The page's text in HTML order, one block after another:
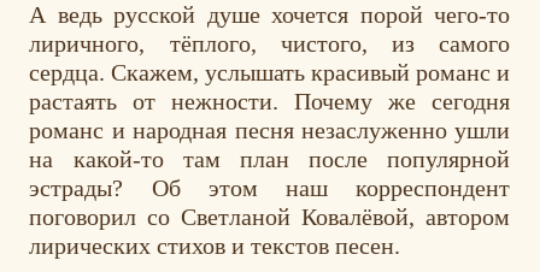
А ведь русской душе хочется порой чего-то
лиричного, тёплого, чистого, из самого
сердца. Скажем, услышать красивый романс и
растаять от нежности. Почему же сегодня
романс и народная песня незаслуженно ушли
на какой-то там план после популярной
эстрады? Об этом наш корреспондент
поговорил со Светланой Ковалёвой, автором
лирических стихов и текстов песен.